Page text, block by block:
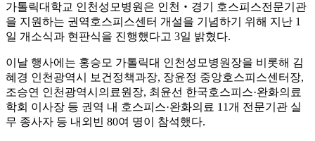
가톨릭대학교 인천성모병원은 인천‧경기 호스피스전문기관
을 지원하는 권역호스피스센터 개설을 기념하기 위해 지난 1
일 개소식과 현판식을 진행했다고 3일 밝혔다.
이날 행사에는 홍승모 가톨릭대 인천성모병원장을 비롯해 김
혜경 인천광역시 보건정책과장, 장윤정 중앙호스피스센터장,
조승연 인천광역시의료원장, 최윤선 한국호스피스·완화의료
학회 이사장 등 권역 내 호스피스·완화의료 11개 전문기관 실
무 종사자 등 내외빈 80여 명이 참석했다.